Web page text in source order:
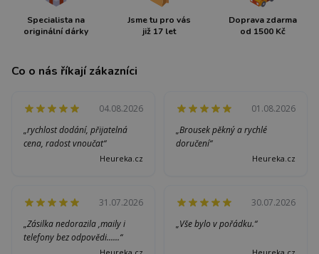
Specialista na
originální dárky
Jsme tu pro vás
již 17 let
Doprava zdarma
od 1500 Kč
Co o nás říkají zákazníci
04.08.2026
„rychlost dodání, přijatelná
cena, radost vnoučat“
Heureka.cz
01.08.2026
„Brousek pěkný a rychlé
doručení“
Heureka.cz
31.07.2026
„Zásilka nedorazila ,maily i
telefony bez odpovědi......“
30.07.2026
„Vše bylo v pořádku.“